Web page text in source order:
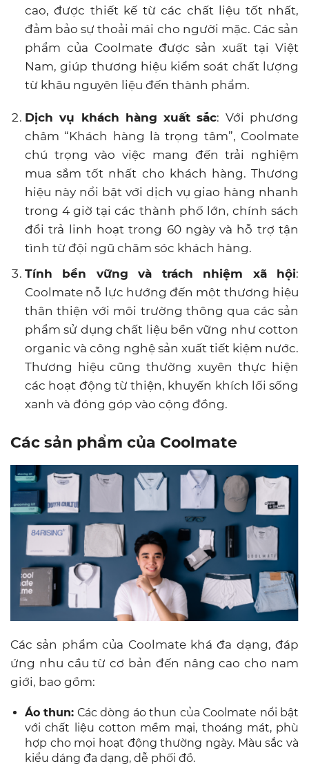
cao, được thiết kế từ các chất liệu tốt nhất,
đảm bảo sự thoải mái cho người mặc. Các sản
phẩm của Coolmate được sản xuất tại Việt
Nam, giúp thương hiệu kiểm soát chất lượng
từ khâu nguyên liệu đến thành phẩm.
Dịch vụ khách hàng xuất sắc: Với phương
châm “Khách hàng là trọng tâm”, Coolmate
chú trọng vào việc mang đến trải nghiệm
mua sắm tốt nhất cho khách hàng. Thương
hiệu này nổi bật với dịch vụ giao hàng nhanh
trong 4 giờ tại các thành phố lớn, chính sách
đổi trả linh hoạt trong 60 ngày và hỗ trợ tận
tình từ đội ngũ chăm sóc khách hàng.
Tính bền vững và trách nhiệm xã hội:
Coolmate nỗ lực hướng đến một thương hiệu
thân thiện với môi trường thông qua các sản
phẩm sử dụng chất liệu bền vững như cotton
organic và công nghệ sản xuất tiết kiệm nước.
Thương hiệu cũng thường xuyên thực hiện
các hoạt động từ thiện, khuyến khích lối sống
xanh và đóng góp vào cộng đồng.
Các sản phẩm của Coolmate
Các sản phẩm của Coolmate khá đa dạng, đáp
ứng nhu cầu từ cơ bản đến nâng cao cho nam
giới, bao gồm:
Áo thun: Các dòng áo thun của Coolmate nổi bật
với chất liệu cotton mềm mại, thoáng mát, phù
hợp cho mọi hoạt động thường ngày. Màu sắc và
kiểu dáng đa dạng, dễ phối đồ.